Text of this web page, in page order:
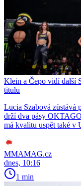
Klein a Čepo vidí další
titulu
Lucia Szabová zůstává
drží dva pásy
má kvalitu uspět také v
MMAMAG.cz
dnes, 10:16
1 min